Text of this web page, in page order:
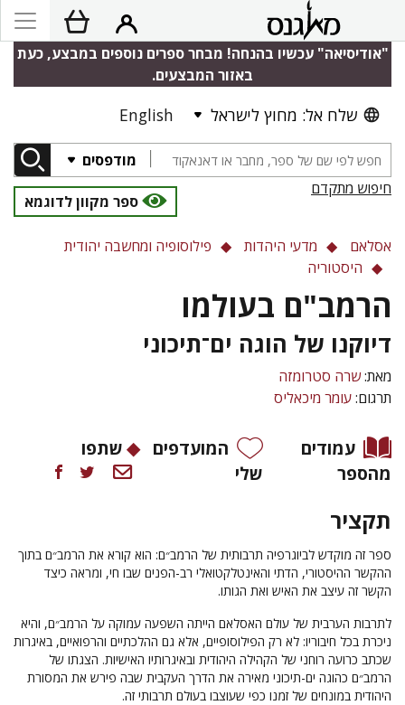
"אודיסיאה" עכשיו בהנחה! מבחר ספרים נוספים במבצע, כעת
באזור המבצעים.
שלח אל: מחוץ לישראל English
מודפסים
חיפוש מתקדם
ספר מקוון לדוגמא
אסלאם מדעי היהדות
פילוסופיה ומחשבה יהודית
היסטוריה
הרמב"ם בעולמו
דיוקנו של הוגה ים־תיכוני
מאת:שרה סטרומזה
תרגום:עומר מיכאליס
עמודים
מהספר
המועדפים
שלי
שתפו
תקציר
ספר זה מוקדש לביוגרפיה תרבותית של הרמב״ם: הוא קורא את הרמב״ם בתוך
ההקשר ההיסטורי, הדתי והאינטלקטואלי רב-הפנים שבו חי, ומראה כיצד
הקשר זה עיצב את האיש ואת הגותו.
לתרבות הערבית של עולם האסלאם הייתה השפעה עמוקה על הרמב״ם, והיא
ניכרת בכל חיבוריו: לא רק הפילוסופיים, אלא גם ההלכתיים והרפואיים, באיגרות
שכתב כרועה רוחני של הקהילה היהודית ובאיגרותיו האישיות. הצגתו של
הרמב״ם כהוגה ים-תיכוני מאירה את הדרך העקבית שבה פירש את המסורת
היהודית במונחים של זמנו כפי שעוצבו בעולם תרבותי זה.